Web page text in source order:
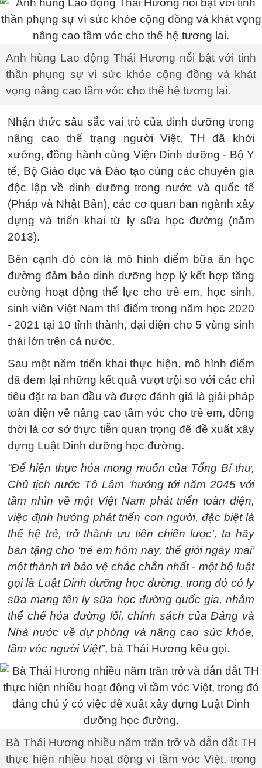
Anh hùng Lao động Thái Hương nổi bật với tinh
thần phụng sự vì sức khỏe cộng đồng và khát
vọng nâng cao tầm vóc cho thế hệ tương lai.
Nhận thức sâu sắc vai trò của dinh dưỡng trong
nâng cao thể trạng người Việt, TH đã khởi
xướng, đồng hành cùng Viện Dinh dưỡng - Bộ Y
tế, Bộ Giáo dục và Đào tạo cùng các chuyên gia
độc lập về dinh dưỡng trong nước và quốc tế
(Pháp và Nhật Bản), các cơ quan ban ngành xây
dựng và triển khai từ ly sữa học đường (năm
2013).
Bên cạnh đó còn là mô hình điểm bữa ăn học
đường đảm bảo dinh dưỡng hợp lý kết hợp tăng
cường hoạt động thể lực cho trẻ em, học sinh,
sinh viên Việt Nam thí điểm trong năm học 2020
- 2021 tại 10 tỉnh thành, đại diện cho 5 vùng sinh
thái lớn trên cả nước.
Sau một năm triển khai thực hiện, mô hình điểm
đã đem lại những kết quả vượt trội so với các chỉ
tiêu đặt ra ban đầu và được đánh giá là giải pháp
toàn diện về nâng cao tầm vóc cho trẻ em, đồng
thời là cơ sở thực tiễn quan trọng để đề xuất xây
dựng Luật Dinh dưỡng học đường.
“Để hiện thực hóa mong muốn của Tổng Bí thư,
Chủ tịch nước Tô Lâm ‘hướng tới năm 2045 với
tầm nhìn về một Việt Nam phát triển toàn diện,
việc định hướng phát triển con người, đặc biệt là
thế hệ trẻ, trở thành ưu tiên chiến lược’, ta hãy
ban tặng cho ‘trẻ em hôm nay, thế giới ngày mai’
một thành trì bảo vệ chắc chắn nhất - một bộ luật
gọi là Luật Dinh dưỡng học đường, trong đó có ly
sữa mang tên ly sữa học đường quốc gia, nhằm
thể chế hóa đường lối, chính sách của Đảng và
Nhà nước về dự phòng và nâng cao sức khỏe,
tầm vóc người Việt”, bà Thái Hương kêu gọi.
Bà Thái Hương nhiều năm trăn trở và dẫn dắt TH
thực hiện nhiều hoạt động vì tầm vóc Việt, trong